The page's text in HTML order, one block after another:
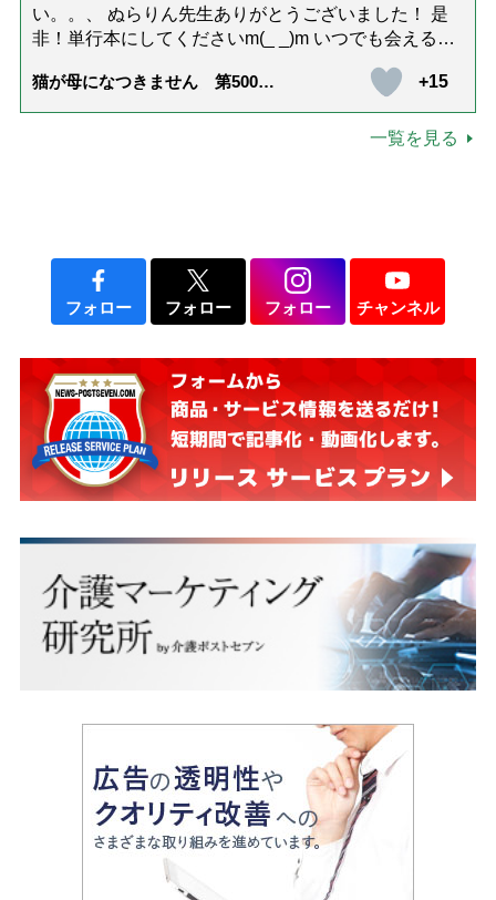
い。。、 ぬらりん先生ありがとうございました！ 是
非！単行本にしてくださいm(_ _)m いつでも会える様
猫が母になつきません 第500話
+15
一覧を見る
フォロー フォロー フォロー チャンネル